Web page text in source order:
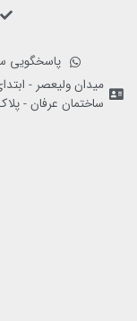
پاسخگویی سریع
میدان ولیعصر -
ساختمان عرفان - پلاک 441 - واحد 7 - طبقه